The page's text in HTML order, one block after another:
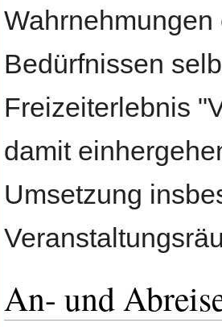
Bedürfnissen
Freizeiterlebnis
damit
Umsetzung
An- und